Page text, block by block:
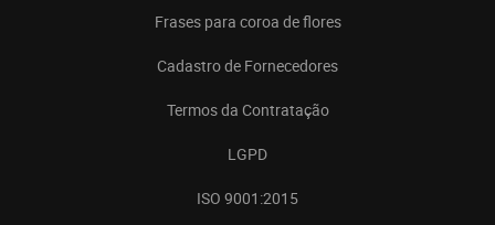
Frases para coroa de flores
Cadastro de Fornecedores
Termos da Contratação
LGPD
ISO 9001:2015